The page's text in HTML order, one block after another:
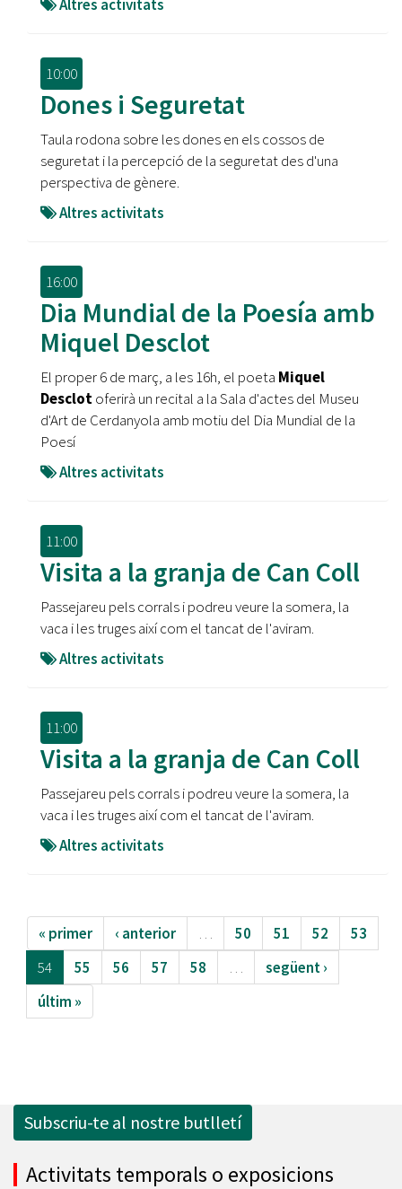
Altres activitats
10:00
Dones i Seguretat
Taula rodona sobre les dones en els cossos de
seguretat i la percepció de la seguretat des d'una
perspectiva de gènere.
Altres activitats
16:00
Dia Mundial de la Poesía amb
Miquel Desclot
El proper 6 de març, a les 16h, el poeta Miquel
Desclotoferirà un recital a la Sala d'actes del Museu
d'Art de Cerdanyola amb motiu del Dia Mundial de la
Poesí
Altres activitats
11:00
Visita a la granja de Can Coll
Passejareu pels corrals i podreu veure la somera, la
vaca i les truges així com el tancat de l'aviram.
Altres activitats
11:00
Visita a la granja de Can Coll
Passejareu pels corrals i podreu veure la somera, la
vaca i les truges així com el tancat de l'aviram.
Altres activitats
« primer ‹ anterior … 50 51 52
53
54
55 56 57 58 …
següent ›
últim »
Subscriu-te al nostre butlletí
Activitats temporals o exposicions